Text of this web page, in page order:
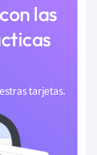
las
tarjetas.